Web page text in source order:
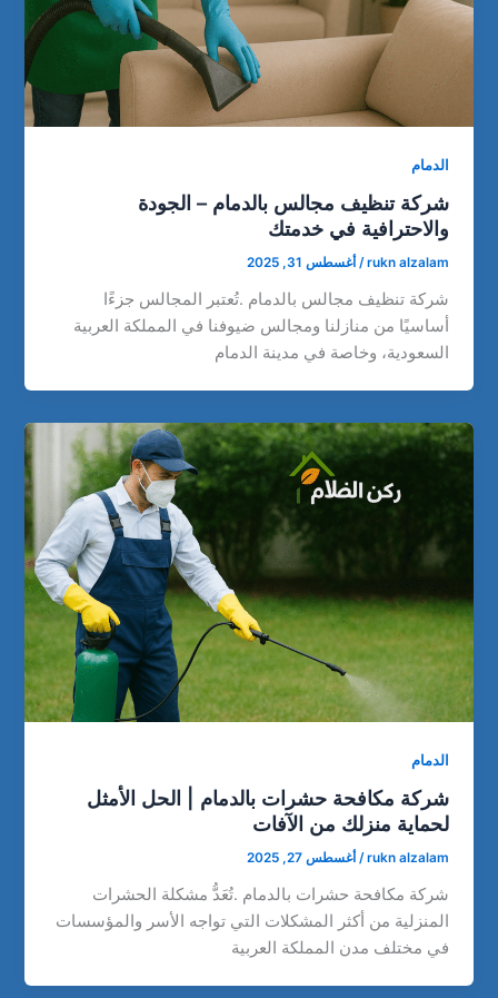
الدمام
شركة تنظيف مجالس بالدمام – الجودة
والاحترافية في خدمتك
rukn alzalam
/ أغسطس 31, 2025
شركة تنظيف مجالس بالدمام .تُعتبر المجالس جزءًا
أساسيًا من منازلنا ومجالس ضيوفنا في المملكة العربية
السعودية، وخاصة في مدينة الدمام
الدمام
شركة مكافحة حشرات بالدمام | الحل الأمثل
لحماية منزلك من الآفات
rukn alzalam
/ أغسطس 27, 2025
شركة مكافحة حشرات بالدمام .تُعَدُّ مشكلة الحشرات
المنزلية من أكثر المشكلات التي تواجه الأسر والمؤسسات
في مختلف مدن المملكة العربية